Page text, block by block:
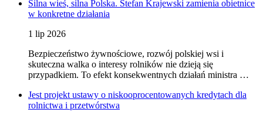
Silna wieś, silna Polska. Stefan Krajewski zamienia obietnice
w konkretne działania
1 lip 2026
Bezpieczeństwo żywnościowe, rozwój polskiej wsi i
skuteczna walka o interesy rolników nie dzieją się
przypadkiem. To efekt konsekwentnych działań ministra …
Jest projekt ustawy o niskooprocentowanych kredytach dla
rolnictwa i przetwórstwa